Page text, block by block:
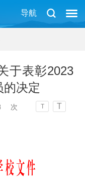
导航
于表彰2023
的决定
次 T T